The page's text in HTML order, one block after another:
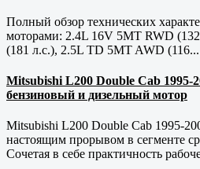
Полный обзор технических
моторами: 2.4L 16V 5MT RWD
(181 л.с.), 2.5L TD 5MT AWD (116...
Mitsubishi L200 Double Cab 1995-
бензиновый и дизельный мотор
Mitsubishi L200 Double Cab 1995-
настоящим прорывом в сегменте
Сочетая в себе практичность